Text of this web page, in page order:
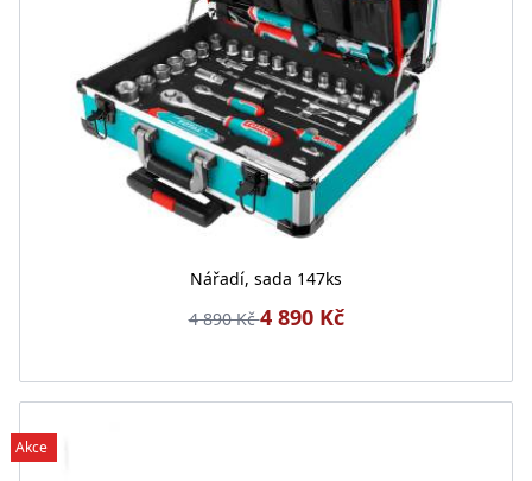
Nářadí, sada 147ks
4 890 Kč4 890 Kč
Akce